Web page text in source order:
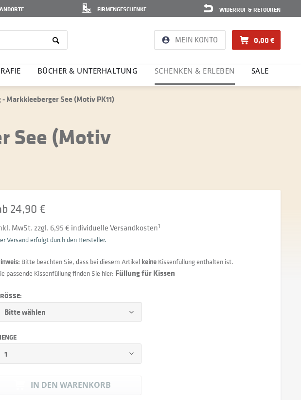
WIDERRUF & RETOUREN
FIRMENGESCHENKE
MEIN KONTO 0,00 €
BÜCHER & UNTER­HAL­TUNG SCHENKEN & ERLEBEN SALE
Markkleeberger See (Motiv PK11)
See (Motiv
24,90 €
MwSt. zzgl. 6,95 € individuelle Versandkosten1
Versand erfolgt durch den Hersteller.
Bitte beachten Sie, dass bei diesem Artikel keineKissenfüllung enthalten ist.
passende Kissenfüllung finden Sie hier: Füllung für Kissen
IN DEN WARENKORB